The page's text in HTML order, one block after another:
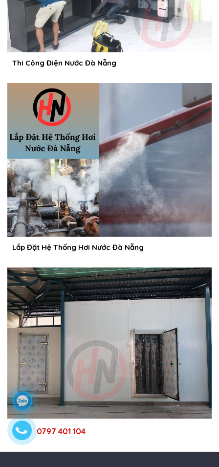
Thi Công Điện Nước Đà Nẵng
Lắp Đặt Hệ Thống Hơi Nước Đà Nẵng
Kho trữ đông đà nẵng
0797 401 104